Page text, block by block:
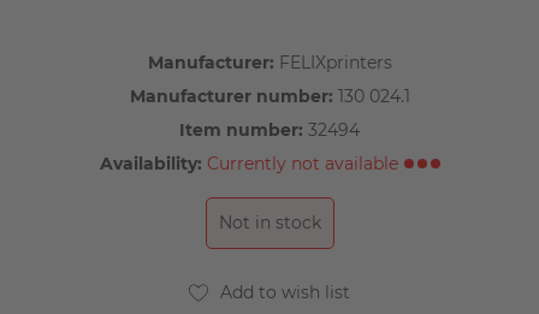
Manufacturer: FELIXprinters
Manufacturer number: 130 024.1
Item number: 32494
Availability: Currently not available
Not in stock